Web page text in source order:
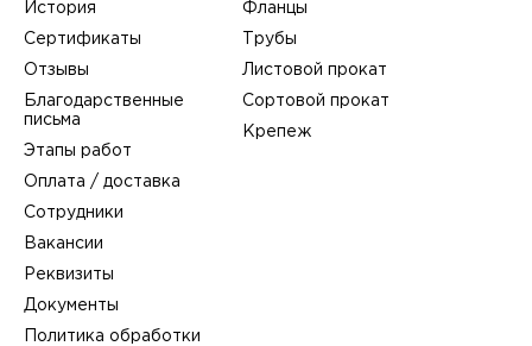
История
Сертификаты
Отзывы
Благодарственные
письма
Этапы работ
Оплата / доставка
Сотрудники
Вакансии
Реквизиты
Документы
Политика обработки
Фланцы
Трубы
Листовой прокат
Сортовой прокат
Крепеж